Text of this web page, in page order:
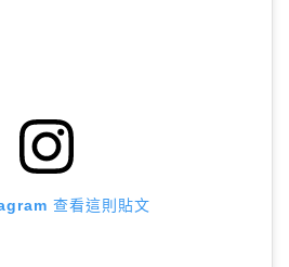
查看這則貼文